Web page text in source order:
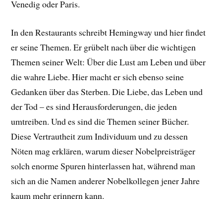
Venedig oder Paris.
In den Restaurants schreibt Hemingway und hier findet
er seine Themen. Er grübelt nach über die wichtigen
Themen seiner Welt: Über die Lust am Leben und über
die wahre Liebe. Hier macht er sich ebenso seine
Gedanken über das Sterben. Die Liebe, das Leben und
der Tod – es sind Herausforderungen, die jeden
umtreiben. Und es sind die Themen seiner Bücher.
Diese Vertrautheit zum Individuum und zu dessen
Nöten mag erklären, warum dieser Nobelpreisträger
solch enorme Spuren hinterlassen hat, während man
sich an die Namen anderer Nobelkollegen jener Jahre
kaum mehr erinnern kann.